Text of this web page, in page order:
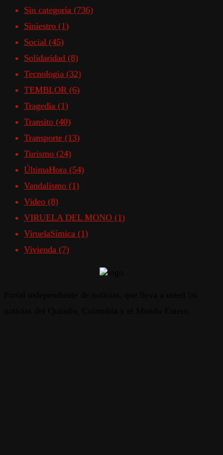
Sin categoría (736)
Siniestro (1)
Social (45)
Solidaridad (8)
Tecnologia (32)
TEMBLOR (6)
Tragedia (1)
Transito (40)
Transporte (13)
Turismo (24)
ÚltimaHora (54)
Vandalismo (1)
Video (8)
VIRUELA DEL MONO (1)
ViruelaSímica (1)
Vivienda (7)